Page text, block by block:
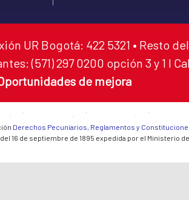
UR Bogotá: 422 5321 • Resto
(571) 297 0200 opción 3 y 1 I
de mejora
Derechos Pecuniarios, Reglamentos y
16 de septiembre de 1895 expedida por el Ministerio